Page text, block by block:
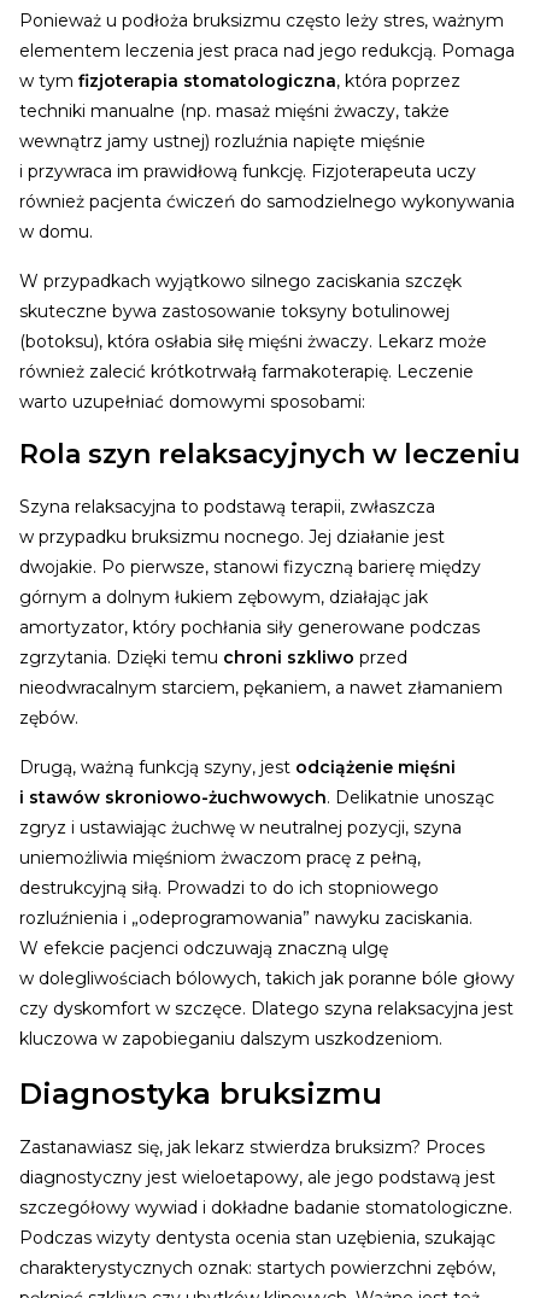
Ponieważ u podłoża bruksizmu często leży stres, ważnym
elementem leczenia jest praca nad jego redukcją. Pomaga
w tym fizjoterapia stomatologiczna, która poprzez
techniki manualne (np. masaż mięśni żwaczy, także
wewnątrz jamy ustnej) rozluźnia napięte mięśnie
i przywraca im prawidłową funkcję. Fizjoterapeuta uczy
również pacjenta ćwiczeń do samodzielnego wykonywania
w domu.
W przypadkach wyjątkowo silnego zaciskania szczęk
skuteczne bywa zastosowanie toksyny botulinowej
(botoksu), która osłabia siłę mięśni żwaczy. Lekarz może
również zalecić krótkotrwałą farmakoterapię. Leczenie
warto uzupełniać domowymi sposobami:
Rola szyn relaksacyjnych w leczeniu
Szyna relaksacyjna to podstawą terapii, zwłaszcza
w przypadku bruksizmu nocnego. Jej działanie jest
dwojakie. Po pierwsze, stanowi fizyczną barierę między
górnym a dolnym łukiem zębowym, działając jak
amortyzator, który pochłania siły generowane podczas
zgrzytania. Dzięki temu chroni szkliwo przed
nieodwracalnym starciem, pękaniem, a nawet złamaniem
zębów.
Drugą, ważną funkcją szyny, jest odciążenie mięśni
i stawów skroniowo-żuchwowych. Delikatnie unosząc
zgryz i ustawiając żuchwę w neutralnej pozycji, szyna
uniemożliwia mięśniom żwaczom pracę z pełną,
destrukcyjną siłą. Prowadzi to do ich stopniowego
rozluźnienia i „odeprogramowania” nawyku zaciskania.
W efekcie pacjenci odczuwają znaczną ulgę
w dolegliwościach bólowych, takich jak poranne bóle głowy
czy dyskomfort w szczęce. Dlatego szyna relaksacyjna jest
kluczowa w zapobieganiu dalszym uszkodzeniom.
Diagnostyka bruksizmu
Zastanawiasz się, jak lekarz stwierdza bruksizm? Proces
diagnostyczny jest wieloetapowy, ale jego podstawą jest
szczegółowy wywiad i dokładne badanie stomatologiczne.
Podczas wizyty dentysta ocenia stan uzębienia, szukając
charakterystycznych oznak: startych powierzchni zębów,